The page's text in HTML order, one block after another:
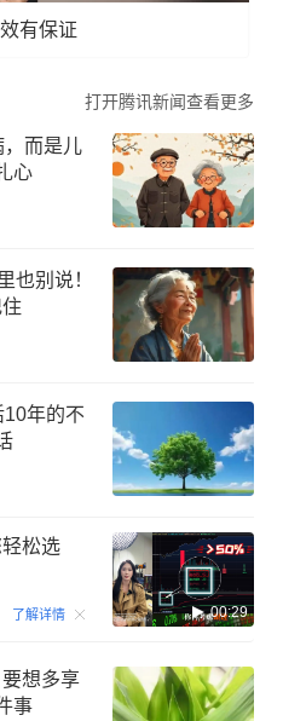
有保证
打开腾讯新闻查看更多
，而是儿
心
也别说！
年的不
松选
了解详情 00:29
想多享
事